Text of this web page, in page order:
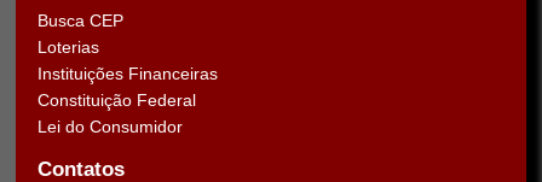
Busca CEP
Loterias
Instituições Financeiras
Constituição Federal
Lei do Consumidor
Contatos